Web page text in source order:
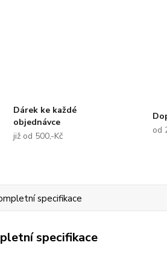
Dárek ke každé
objednávce
již od 500,-Kč
od
specifikace
specifikace